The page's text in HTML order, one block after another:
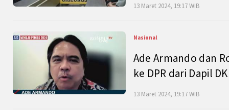
13 Maret 2024, 19:17 WIB
Nasional
Ade Armando dan
ke DPR dari Dapil
13 Maret 2024, 19:17 WIB